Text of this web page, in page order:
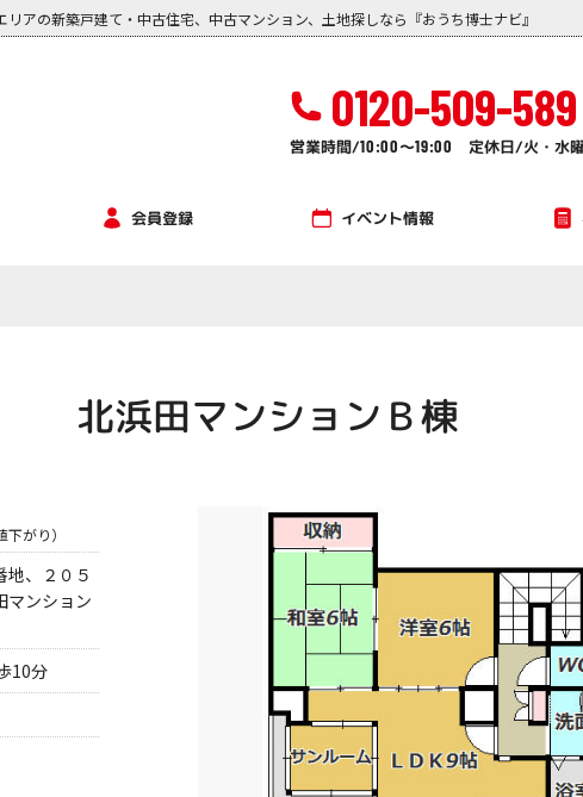
アの新築戸建て・中古住宅、中古マンション、土地探しなら『おうち博士ナビ』
0120-509-589
営業時間/10:00～19:00 定休日/火・水
会員登録 イベント情報
北浜田マンションＢ棟
がり）
地、２０５
ンション
10分